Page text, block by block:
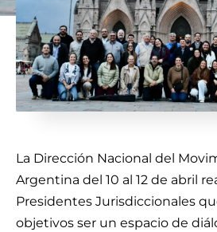
La Dirección Nacional del
Argentina del 10 al 12 de abril
Presidentes Jurisdiccionales
objetivos ser un espacio de